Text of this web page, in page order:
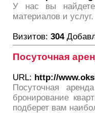
У нас вы найдете
материалов и услуг.
Визитов: 304
Посуточная
URL: http://
Посуточная
бронирование
подберет вам